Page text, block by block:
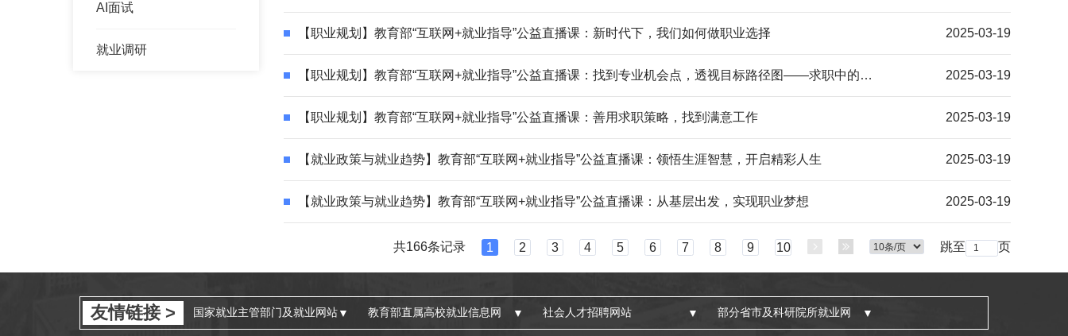
AI面试
就业调研
【职业规划】教育部“互联网+就业指导”公益直播课：新时代下，我们如何做职业选择 2025-03-19
【职业规划】教育部“互联网+就业指导”公益直播课：找到专业机会点，透视目标路径图——求职中的职业信息搜集 2025-03-19
【职业规划】教育部“互联网+就业指导”公益直播课：善用求职策略，找到满意工作 2025-03-19
【就业政策与就业趋势】教育部“互联网+就业指导”公益直播课：领悟生涯智慧，开启精彩人生 2025-03-19
【就业政策与就业趋势】教育部“互联网+就业指导”公益直播课：从基层出发，实现职业梦想 2025-03-19
共166条记录 1 2 3 4 5 6 7 8 9 10 跳至 页
友情链接 > 国家就业主管部门及就业网站▼ 教育部直属高校就业信息网 ▼ 社会人才招聘网站 ▼ 部分省市及科研院所就业网 ▼